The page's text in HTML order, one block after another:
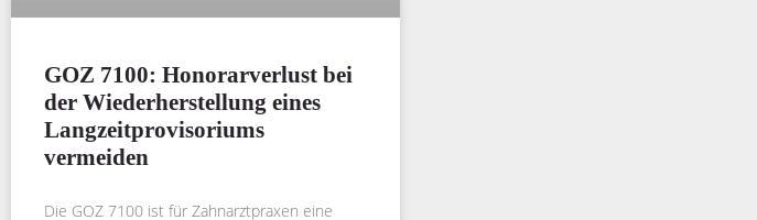
GOZ 7100: Honorarverlust bei
der Wiederherstellung eines
Langzeitprovisoriums
vermeiden
Die GOZ 7100 ist für Zahnarztpraxen eine